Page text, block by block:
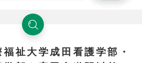
祉大学成田看護学部・